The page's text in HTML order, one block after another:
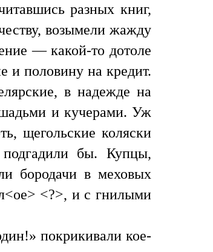
разных книг,
возымели жажду
— какой-то дотоле
и половину на кредит.
в надежде на
и кучерами. Уж
щегольские коляски
бы. Купцы,
бородачи в меховых
<?>, и с гнилыми
покрикивали кое-